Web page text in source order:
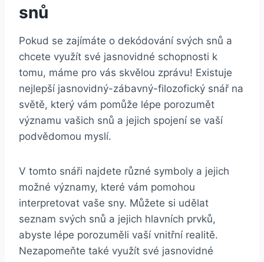
snů
Pokud se‍ zajímáte ‌o‍ dekódování ⁣svých snů a
⁣chcete využít své jasnovidné⁣ schopnosti‍ k
tomu, máme pro vás skvělou zprávu! Existuje
nejlepší jasnovidný-zábavný-filozofický snář na
světě, který vám pomůže lépe porozumět
významu vašich snů a jejich spojení se vaší
podvědomou myslí.
V tomto snáři najdete různé symboly‍ a jejich
možné významy, které⁣ vám‌ pomohou
interpretovat vaše sny. Můžete si ‌udělat
seznam svých snů a jejich ⁢hlavních prvků,
abyste lépe porozuměli vaší‌ vnitřní ​realitě.
Nezapomeňte také⁣ využít‌ své jasnovidné